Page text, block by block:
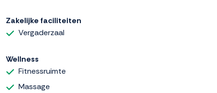
Zakelijke faciliteiten
Vergaderzaal
Wellness
Fitnessruimte
Massage